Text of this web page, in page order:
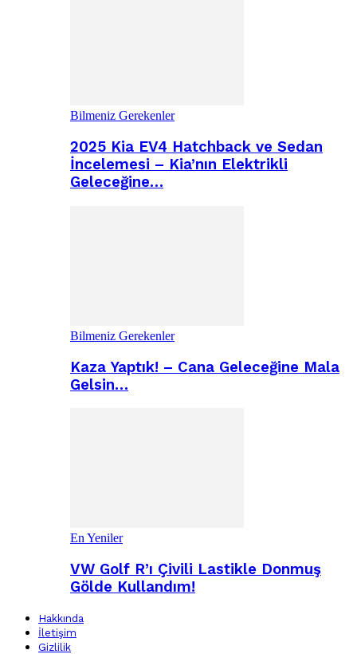
Bilmeniz Gerekenler
2025 Kia EV4 Hatchback ve Sedan
İncelemesi – Kia’nın Elektrikli
Geleceğine…
Bilmeniz Gerekenler
Kaza Yaptık! – Cana Geleceğine Mala
Gelsin…
En Yeniler
VW Golf R’ı Çivili Lastikle Donmuş
Gölde Kullandım!
Hakkında
İletişim
Gizlilik